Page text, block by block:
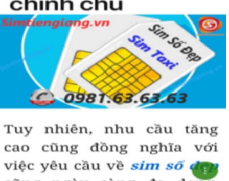
đến vị trí cao nhất. Số 5 là con số của đời người, thể hiện sự
bình yên, hạnh phúc.
+ Khi nhìn vào số
sim ngũ quý 5
của bạn, người ta sẽ biết được bạn
là người cẩn thận, là người có địa vị và thành công trong cuộc
sống.
+ Khi sử dụng
sim số đẹp đuôi 55555để kinh doanh, làm ăn sẽ tạo
dựng được niềm tin, sự tin tưởng với đối tác,…
+ Sử dụngsim ngũ quý 5cũng giúp bạn tự tin hơn trong cuộc
sống, với các mối quan hệ xã hội khác.
Những phân tích chuyên sâu về ý nghĩa của dòng
sim ngũ
quý 5 xét theo nhiều khía cạch, đã đủ trả lời cho câu hỏi “Lý
do nên sở hữu sim ngũ quý 5 này
, Có thể khẳng định, đây là
dòng sim số đẹp được khuyên dùng cho giới làm ăn, kinh
doanh, dân công chức, văn phòng thậm chí là các doanh
nhân thành đạt.